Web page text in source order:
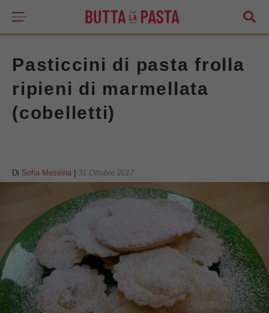
Pasticcini di pasta frolla
ripieni di marmellata
(cobelletti)
Di Sofia Messina 31 Ottobre 2017